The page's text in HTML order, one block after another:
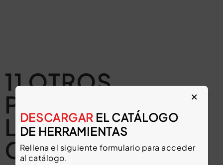
11 OTROS
PRODUCTOS EN
LA MISMA
CATEGORÍA:
×
DESCARGAR EL CATÁLOGO
DE HERRAMIENTAS
Rellena el siguiente formulario para acceder
al catálogo.